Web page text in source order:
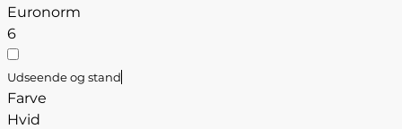
Euronorm
6
Udseende og stand
Farve
Hvid